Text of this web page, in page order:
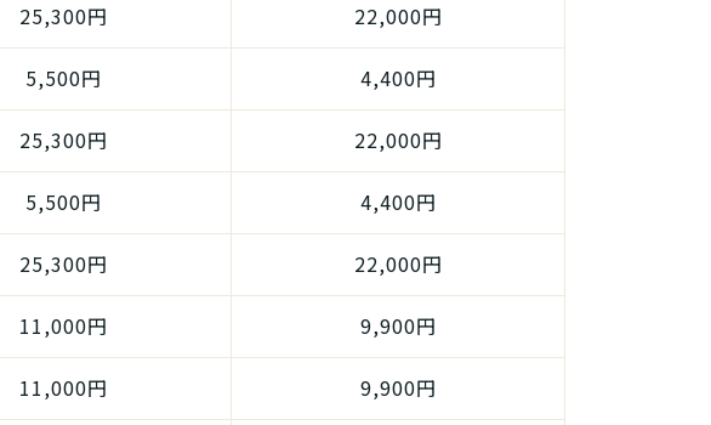
25,300円 22,000円
5,500円 4,400円
25,300円 22,000円
5,500円 4,400円
25,300円 22,000円
11,000円 9,900円
11,000円 9,900円